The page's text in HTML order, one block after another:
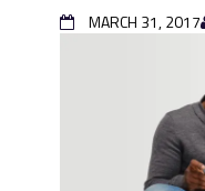
MARCH 31, 2017